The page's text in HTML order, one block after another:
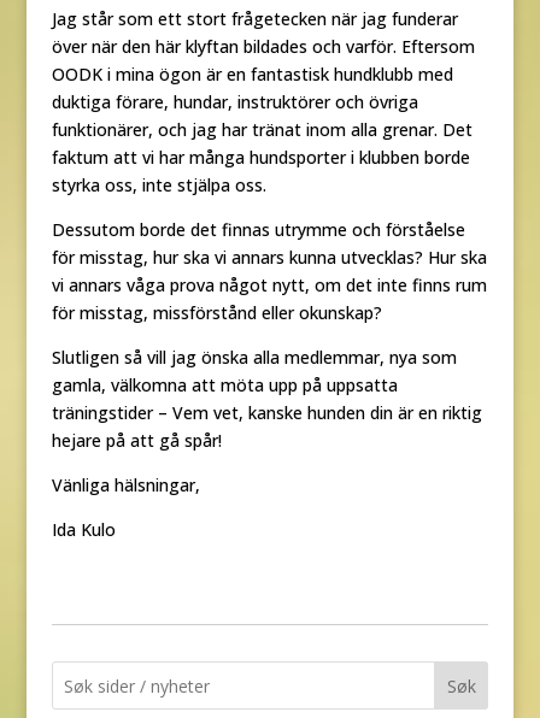
Jag står som ett stort frågetecken när jag funderar
över när den här klyftan bildades och varför. Eftersom
OODK i mina ögon är en fantastisk hundklubb med
duktiga förare, hundar, instruktörer och övriga
funktionärer, och jag har tränat inom alla grenar. Det
faktum att vi har många hundsporter i klubben borde
styrka oss, inte stjälpa oss.
Dessutom borde det finnas utrymme och förståelse
för misstag, hur ska vi annars kunna utvecklas? Hur ska
vi annars våga prova något nytt, om det inte finns rum
för misstag, missförstånd eller okunskap?
Slutligen så vill jag önska alla medlemmar, nya som
gamla, välkomna att möta upp på uppsatta
träningstider – Vem vet, kanske hunden din är en riktig
hejare på att gå spår!
Vänliga hälsningar,
Ida Kulo
Søk